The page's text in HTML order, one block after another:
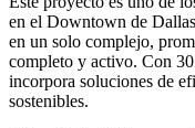
en el Downtown de
en un solo complejo,
completo y activo. Con
incorpora soluciones de
sostenibles.